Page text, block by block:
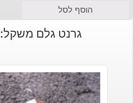
הוסף לסל
גרנט גלם משקל: 10 גרם